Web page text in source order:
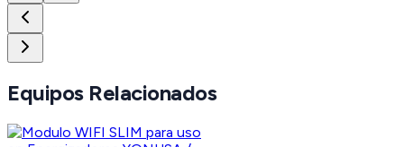
Equipos Relacionados